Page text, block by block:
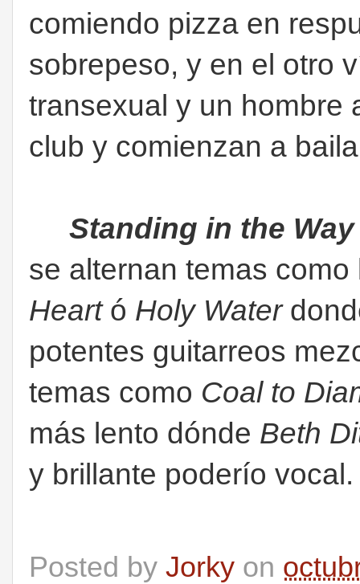
comiendo pizza en
sobrepeso, y en el otro
transexual y un hombre
club y comienzan a
Standing in the
se alternan temas
Heartó Holy Water
potentes guitarreos
temas como Coal to
más lento dónde Beth
y brillante poderío
Posted by Jorky on